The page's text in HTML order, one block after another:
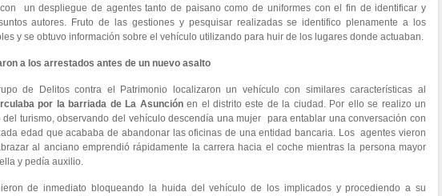
un despliegue de agentes tanto de paisano como de uniformes con el fin de identificar y
autores. Fruto de las gestiones y pesquisar realizadas se identifico plenamente a los
y se obtuvo información sobre el vehículo utilizando para huir de los lugares donde actuaban.
a los arrestados antes de un nuevo asalto
de Delitos contra el Patrimonio localizaron un vehículo con similares características al
por la barriada de La Asunciónen el distrito este de la ciudad. Por ello se realizo un
del turismo, observando del vehículo descendía una mujer para entablar una conversación con
edad que acababa de abandonar las oficinas de una entidad bancaria. Los agentes vieron
al anciano emprendió rápidamente la carrera hacia el coche mientras la persona mayor
y pedía auxilio.
de inmediato bloqueando la huida del vehículo de los implicados y procediendo a su